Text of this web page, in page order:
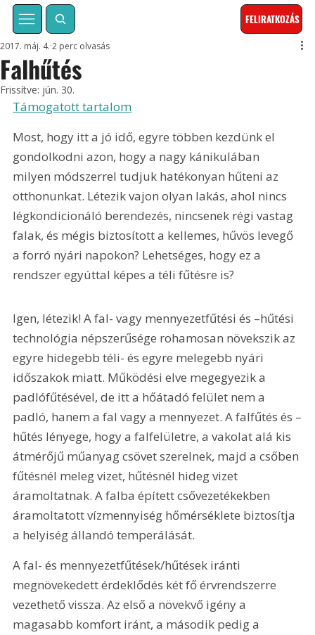
FELIRATKOZÁS
Falhűtés
2017. máj. 4. 2 perc olvasás
Frissítve: jún. 30.
Támogatott tartalom
Most, hogy itt a jó idő, egyre többen kezdünk el
gondolkodni azon, hogy a nagy kánikulában
milyen módszerrel tudjuk hatékonyan hűteni az
otthonunkat. Létezik vajon olyan lakás, ahol nincs
légkondicionáló berendezés, nincsenek régi vastag
falak, és mégis biztosított a kellemes, hűvös levegő
a forró nyári napokon? Lehetséges, hogy ez a
rendszer egyúttal képes a téli fűtésre is?
Igen, létezik! A fal- vagy mennyezetfűtési és –hűtési
technológia népszerűsége rohamosan növekszik az
egyre hidegebb téli- és egyre melegebb nyári
időszakok miatt. Működési elve megegyezik a
padlófűtésével, de itt a hőátadó felület nem a
padló, hanem a fal vagy a mennyezet. A falfűtés és –
hűtés lényege, hogy a falfelületre, a vakolat alá kis
átmérőjű műanyag csövet szerelnek, majd a csőben
fűtésnél meleg vizet, hűtésnél hideg vizet
áramoltatnak. A falba épített csővezetékekben
áramoltatott vízmennyiség hőmérséklete biztosítja
a helyiség állandó temperálását.
A fal- és mennyezetfűtések/hűtések iránti
megnövekedett érdeklődés két fő érvrendszerre
vezethető vissza. Az első a növekvő igény a
magasabb komfort iránt, a második pedig a